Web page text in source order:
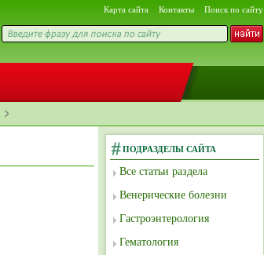
Карта сайта Контакты Поиск по сайту
ПОДРАЗДЕЛЫ САЙТА
Все статьи раздела
Венерические болезни
Гастроэнтерология
Гематология